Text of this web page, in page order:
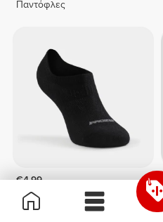
Παντόφλες
€4.99
GymPro Κάλτσες Χωρίς
Ραφές